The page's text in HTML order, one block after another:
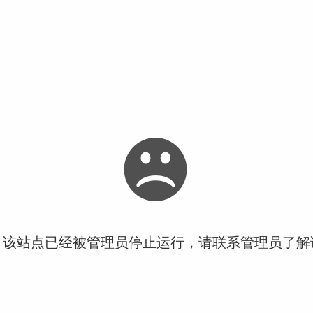
站点已经被管理员停止运行，请联系管理员了